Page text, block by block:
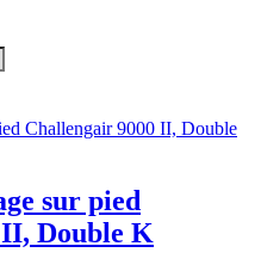
sur pied
Double K